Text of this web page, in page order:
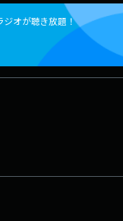
ジオが聴き放題！